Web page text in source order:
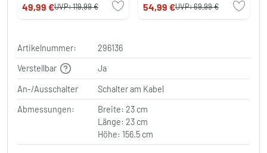
49,99 €UVP:119,99 € 54,99 €UVP:69,99 €
Artikelnummer:
296136
Verstellbar
Ja
An-/Ausschalter
Schalter am Kabel
Abmessungen:
Breite: 23 cm
Länge: 23 cm
Höhe: 156.5 cm